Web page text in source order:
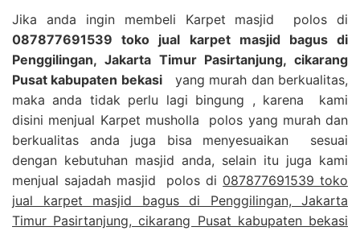
Jika anda ingin membeli Karpet masjid polos di
087877691539 toko jual karpet masjid bagus di
Penggilingan, Jakarta Timur Pasirtanjung, cikarang
Pusat kabupaten bekasiyang murah dan berkualitas,
maka anda tidak perlu lagi bingung , karena kami
disini menjual Karpet musholla polos yang murah dan
berkualitas anda juga bisa menyesuaikan sesuai
dengan kebutuhan masjid anda, selain itu juga kami
menjual sajadah masjid polos di 087877691539 toko
jual karpet masjid bagus di Penggilingan, Jakarta
Timur Pasirtanjung, cikarang Pusat kabupaten bekasi